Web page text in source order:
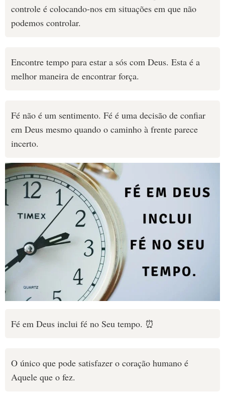
controle é colocando-nos em situações em que não
podemos controlar.
Encontre tempo para estar a sós com Deus. Esta é a
melhor maneira de encontrar força.
Fé não é um sentimento. Fé é uma decisão de confiar
em Deus mesmo quando o caminho à frente parece
incerto.
Fé em Deus inclui fé no Seu tempo. ⏰
O único que pode satisfazer o coração humano é
Aquele que o fez.